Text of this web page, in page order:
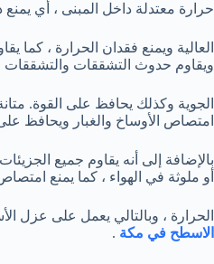
حرارة معتدلة داخل المبنى ، أي
العالية ويمنع فقدان الحرارة ، كما
ويقاوم حدوث التشققات
الجوية وكذلك يحافظ على القوة.
امتصاص الأوساخ والغبار ويحافظ
بالإضافة إلى أنه يقاوم جميع
أو ملوثة في الهواء ، كما يمنع
الحرارة ، وبالتالي يعمل على عزل
الاسطح في مكة .